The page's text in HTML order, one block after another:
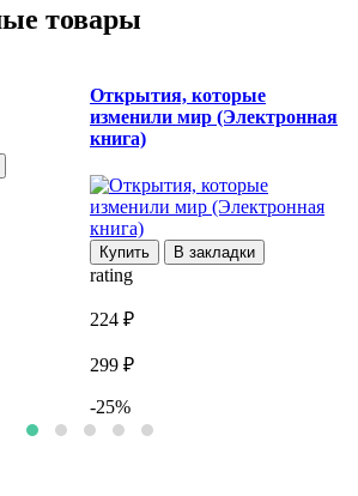
товары
Открытия, которые
изменили мир (Электронная
книга)
Купить В закладки
rating
224 ₽
299 ₽
-25%